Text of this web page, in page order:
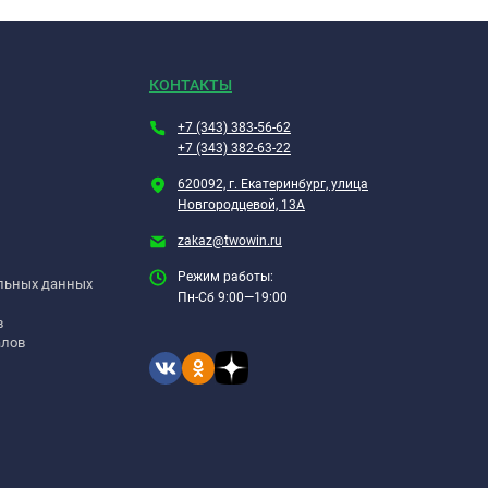
данных
КОНТАКТЫ
+7 (343) 383-56-62
+7 (343) 382-63-22
620092, г. Екатеринбург, улица
Новгородцевой, 13А
zakaz@twowin.ru
Режим работы:
Пн-Сб 9:00—19:00